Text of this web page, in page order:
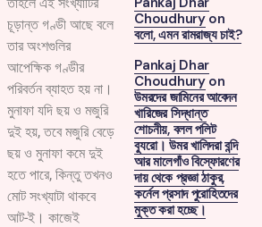
চূড়ান্ত গণ্ডী আছে বলে
তার অংশগুলির
আপেক্ষিক গণ্ডীর
পরিবর্তন ব্যাহত হয় না।
মুনাফা যদি ছয় ও মজুরি
দুই হয়, তবে মজুরি বেড়ে
ছয় ও মুনাফা কমে দুই
হতে পারে, কিন্তু তখনও
মোট সংখ্যাটা থাকবে
আট-ই। কাজেই
Choudhuryon
বলো, এমন রামরাজ্য চাই?
Pankaj Dhar
Choudhuryon
উমরদের জামিনের আবেদন
খারিজের সিদ্ধান্ত
শোচনীয়, বলল পলিট
ব্যুরো। উমর খালিদরা বন্দি
আর মালেগাঁও বিস্ফোরণের
দায় থেকে প্রজ্ঞা ঠাকুর,
কর্নেল প্রসাদ পুরোহিতদের
মুক্ত করা হচ্ছে।